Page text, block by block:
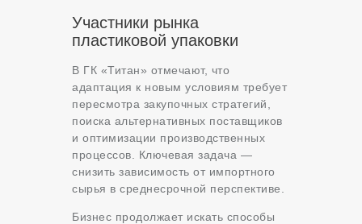
Участники рынка
пластиковой упаковки
В ГК «Титан» отмечают, что
адаптация к новым условиям требует
пересмотра закупочных стратегий,
поиска альтернативных поставщиков
и оптимизации производственных
процессов. Ключевая задача —
снизить зависимость от импортного
сырья в среднесрочной перспективе.
Бизнес продолжает искать способы